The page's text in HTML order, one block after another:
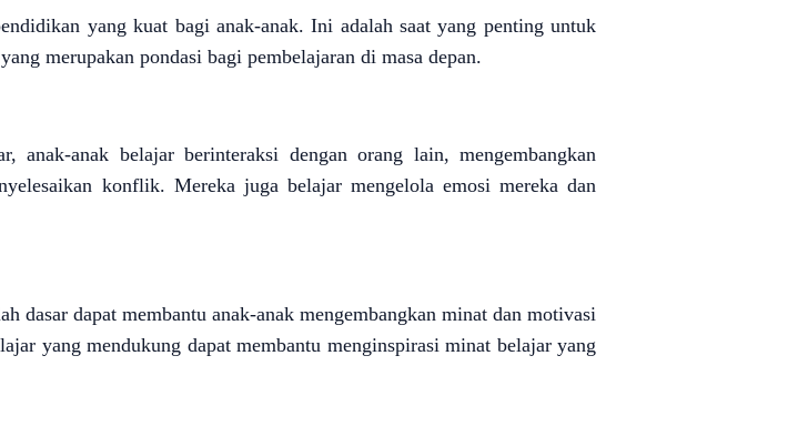
yang kuat bagi anak-anak. Ini adalah saat yang penting untuk
merupakan pondasi bagi pembelajaran di masa depan.
anak-anak belajar berinteraksi dengan orang lain, mengembangkan
konflik. Mereka juga belajar mengelola emosi mereka dan
dasar dapat membantu anak-anak mengembangkan minat dan motivasi
yang mendukung dapat membantu menginspirasi minat belajar yang